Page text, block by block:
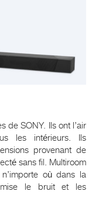
de SONY. Ils ont l’air
les intérieurs. Ils
provenant de
sans fil. Multiroom
où dans la
le bruit et les